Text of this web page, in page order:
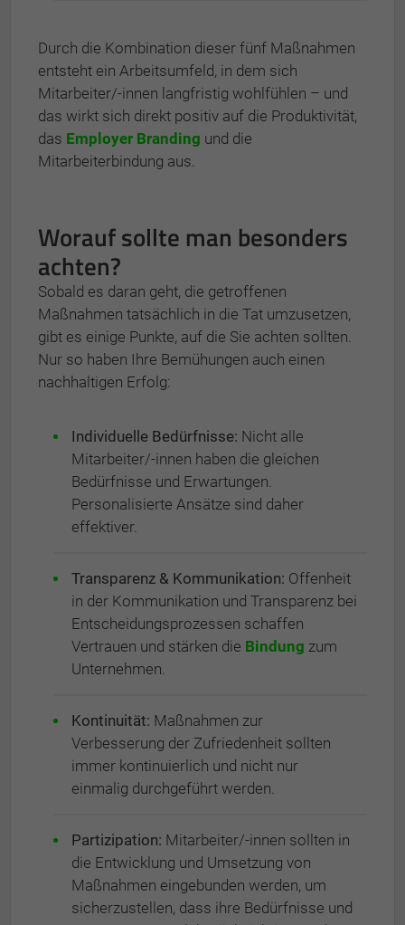
Durch die Kombination dieser fünf Maßnahmen
entsteht ein Arbeitsumfeld, in dem sich
Mitarbeiter/-innen langfristig wohlfühlen – und
das wirkt sich direkt positiv auf die Produktivität,
das Employer Branding und die
Mitarbeiterbindung aus.
Worauf sollte man besonders
achten?
Sobald es daran geht, die getroffenen
Maßnahmen tatsächlich in die Tat umzusetzen,
gibt es einige Punkte, auf die Sie achten sollten.
Nur so haben Ihre Bemühungen auch einen
nachhaltigen Erfolg:
Individuelle Bedürfnisse: Nicht alle
Mitarbeiter/-innen haben die gleichen
Bedürfnisse und Erwartungen.
Personalisierte Ansätze sind daher
effektiver.
Transparenz & Kommunikation: Offenheit
in der Kommunikation und Transparenz bei
Entscheidungsprozessen schaffen
Vertrauen und stärken die Bindung zum
Unternehmen.
Kontinuität: Maßnahmen zur
Verbesserung der Zufriedenheit sollten
immer kontinuierlich und nicht nur
einmalig durchgeführt werden.
Partizipation: Mitarbeiter/-innen sollten in
die Entwicklung und Umsetzung von
Maßnahmen eingebunden werden, um
sicherzustellen, dass ihre Bedürfnisse und